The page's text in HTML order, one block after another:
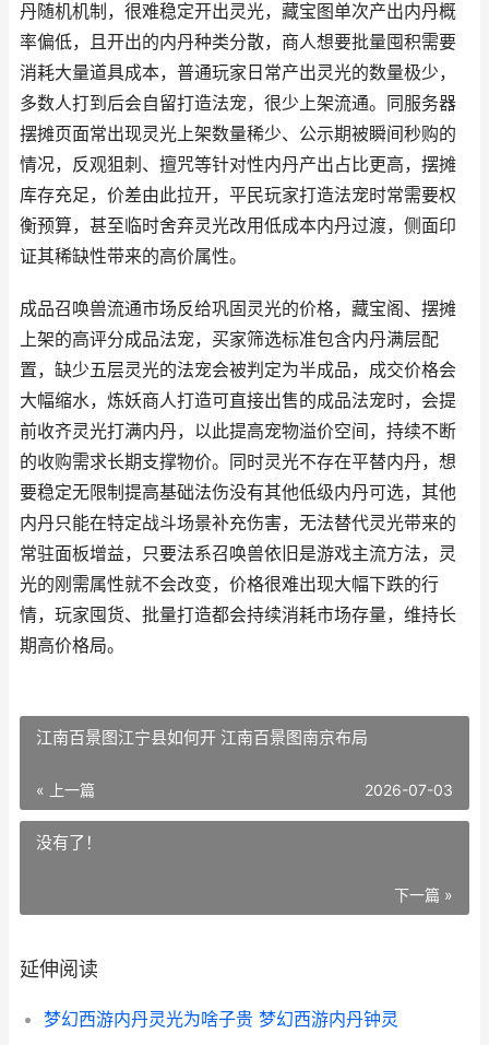
丹随机机制，很难稳定开出灵光，藏宝图单次产出内丹概
率偏低，且开出的内丹种类分散，商人想要批量囤积需要
消耗大量道具成本，普通玩家日常产出灵光的数量极少，
多数人打到后会自留打造法宠，很少上架流通。同服务器
摆摊页面常出现灵光上架数量稀少、公示期被瞬间秒购的
情况，反观狙刺、擅咒等针对性内丹产出占比更高，摆摊
库存充足，价差由此拉开，平民玩家打造法宠时常需要权
衡预算，甚至临时舍弃灵光改用低成本内丹过渡，侧面印
证其稀缺性带来的高价属性。
成品召唤兽流通市场反给巩固灵光的价格，藏宝阁、摆摊
上架的高评分成品法宠，买家筛选标准包含内丹满层配
置，缺少五层灵光的法宠会被判定为半成品，成交价格会
大幅缩水，炼妖商人打造可直接出售的成品法宠时，会提
前收齐灵光打满内丹，以此提高宠物溢价空间，持续不断
的收购需求长期支撑物价。同时灵光不存在平替内丹，想
要稳定无限制提高基础法伤没有其他低级内丹可选，其他
内丹只能在特定战斗场景补充伤害，无法替代灵光带来的
常驻面板增益，只要法系召唤兽依旧是游戏主流方法，灵
光的刚需属性就不会改变，价格很难出现大幅下跌的行
情，玩家囤货、批量打造都会持续消耗市场存量，维持长
期高价格局。
江南百景图江宁县如何开 江南百景图南京布局
« 上一篇 2026-07-03
没有了！
下一篇 »
延伸阅读
梦幻西游内丹灵光为啥子贵 梦幻西游内丹钟灵